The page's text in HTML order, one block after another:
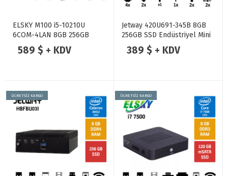
ELSKY M100 i5-10210U
6COM-4LAN 8GB 256GB
Fansız Endüstriyel MINI PC
589 $ + KDV
Jetway 420U691-345B 8GB
256GB SSD Endüstriyel Mini
Pc
389 $ + KDV
ÜCRETSİZ KARGO ÜCRETSİZ KARGO